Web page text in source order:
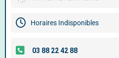
Horaires Indisponibles